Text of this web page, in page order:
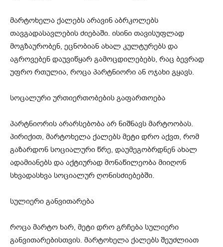
მარტოხელა ქალებს არავინ აბრკოლებს
თავგადასავლების ძიებაში. ისინი თავისუფლად
მოგზაურობენ, ეცნობიან ახალ კულტურებს და
აგროვებენ დაუვიწყარ გამოცდილებებს, რაც ბევრად
უფრო რთულია, როცა პარტნიორი ან ოჯახი გყავს.
სოცალური ურთიერთობების გაფართოება
პარტნიორის არარსებობა არ ნიშნავს მარტოობას.
პირიქით, მარტოხელა ქალებს მეტი დრო აქვთ, რომ
გაზარდონ სოციალური წრე, დაუმეგობრდნენ ახალ
ადამიანებს და აქტიურად მონაწილეობა მიიღონ
სხვადასხვა სოციალურ ღონისძიებებში.
სულიერი განვითარება
როცა მარტო ხარ, მეტი დრო გრჩება სულიერი
განვითარებისთვის. მარტოხელა ქალებს შეუძლიათ